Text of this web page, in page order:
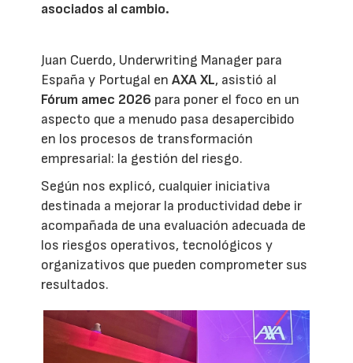
asociados al cambio.
Juan Cuerdo, Underwriting Manager para
España y Portugal enAXA XL, asistió al
Fórum amec 2026 para poner el foco en un
aspecto que a menudo pasa desapercibido
en los procesos de transformación
empresarial: la gestión del riesgo.
Según nos explicó, cualquier iniciativa
destinada a mejorar la productividad debe ir
acompañada de una evaluación adecuada de
los riesgos operativos, tecnológicos y
organizativos que pueden comprometer sus
resultados.